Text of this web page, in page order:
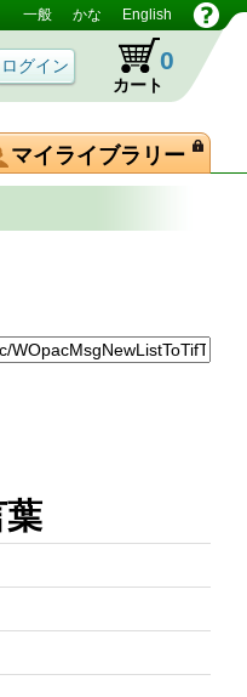
一般 かな English
カート
0
マイライブラリー
葉